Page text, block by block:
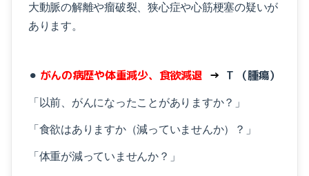
大動脈の解離や瘤破裂、狭心症や心筋梗塞の疑いが
あります。
⚫︎ がんの病歴や体重減少、食欲減退 → T （腫瘍）
「以前、がんになったことがありますか？」
「食欲はありますか（減っていませんか）？」
「体重が減っていませんか？」